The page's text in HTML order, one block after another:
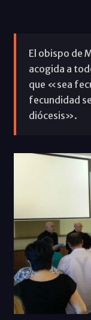
El obispo de
acogida a
que «sea
fecundidad
diócesis».